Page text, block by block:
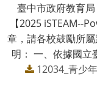
臺中市政府教育
【2025 iSTEAM--
章，請各校鼓勵所
明： 一、依據國立
12034_青少